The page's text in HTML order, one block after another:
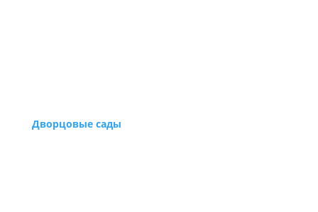
Дворцовые сады